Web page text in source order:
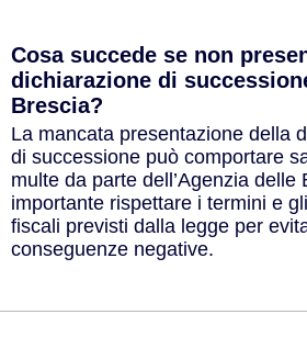
Cosa succede se non
dichiarazione di
Brescia?
La mancata presentazione della
di successione può comportare
multe da parte dell’Agenzia delle
importante rispettare i termini e
fiscali previsti dalla legge per
conseguenze negative.